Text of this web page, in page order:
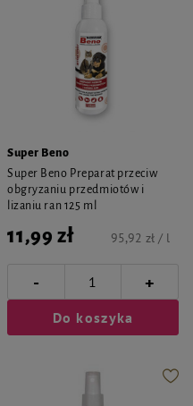
Super Beno
Super Beno Preparat przeciw
obgryzaniu przedmiotów i
lizaniu ran 125 ml
11,99 zł 95,92 zł / l
- +
Do koszyka